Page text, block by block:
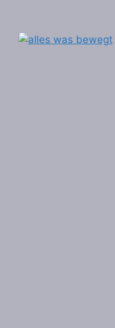
springen